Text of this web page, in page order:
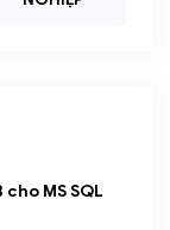
MS SQL